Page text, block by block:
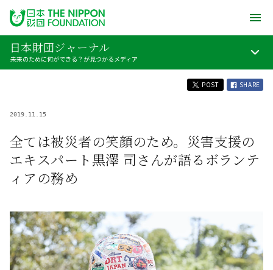
日本財団ジャーナル
未来のために何ができる？が見つかるメディア
POST SHARE
2019.11.15
全ては被災者の笑顔のため。災害支援の
エキスパート黒澤 司さんが語るボランテ
ィアの務め